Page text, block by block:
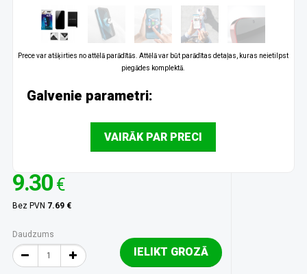
Prece var atšķirties no attēlā parādītās. Attēlā var būt parādītas detaļas, kuras neietilpst
piegādes komplektā.
Galvenie parametri:
VAIRĀK PAR PRECI
9.30 €
Bez PVN 7.69 €
Daudzums
IELIKT GROZĀ